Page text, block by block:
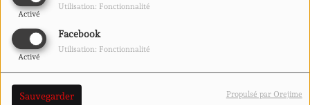
Activé
Utilisation: Fonctionnalité
Facebook
Activé
Utilisation: Fonctionnalité
Sauvegarder Propulsé par Orejime
Voir aussi